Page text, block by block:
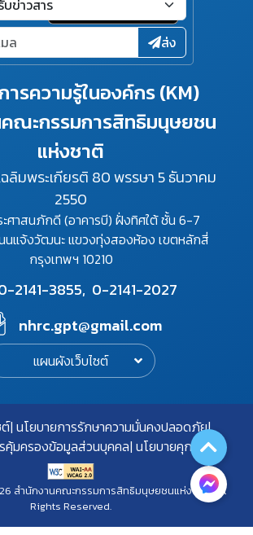
รความรู้ในองค์กร (KM)
ณะกรรมการสิทธิมนุษยชน
แห่งชาติ
ลิมพระเกียรติ 80 พรรษา 5 ธันวาคม
2550
ะศาสนภักดี (อาคารบี) ฝั่งทิศใต้ ชั้น 6-7
นแจ้งวัฒนะ แขวงทุ่งสองห้อง เขตหลักสี่
กรุงเทพฯ 10210
2141-3855, 0-2141-2027
nhrc.gpt@gmail.com
แผนผังเว็บไซต์
ส่ง
นโยบายการรักษาความมั่นคงปลอดภัย
คุ้มครองข้อมูลส่วนบุคคล นโยบายคุกกี้
สำนักงานคณะกรรมการสิทธิมนุษยชนแห่งชาติ. All
Rights Reserved.